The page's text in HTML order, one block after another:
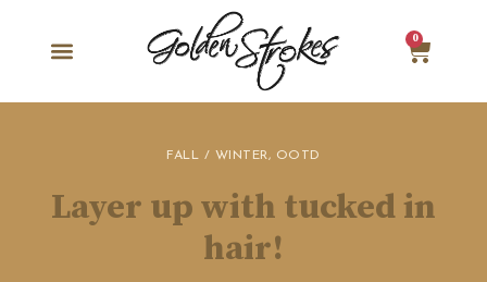
0
FALL / WINTER, OOTD
Layer up with tucked in
hair!